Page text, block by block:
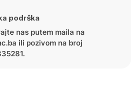
podrška
nas putem maila na
ili pozivom na broj